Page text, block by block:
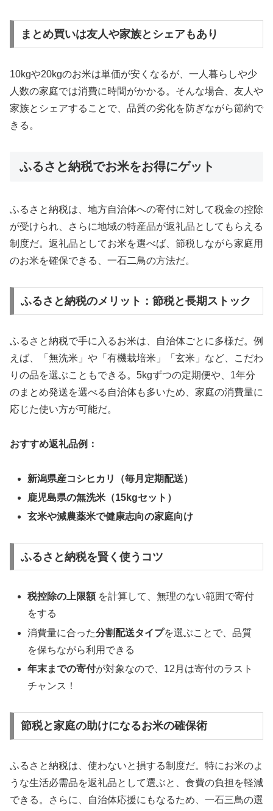
まとめ買いは友人や家族とシェアもあり
10kgや20kgのお米は単価が安くなるが、一人暮らしや少
人数の家庭では消費に時間がかかる。そんな場合、友人や
家族とシェアすることで、品質の劣化を防ぎながら節約で
きる。
ふるさと納税でお米をお得にゲット
ふるさと納税は、地方自治体への寄付に対して税金の控除
が受けられ、さらに地域の特産品が返礼品としてもらえる
制度だ。返礼品としてお米を選べば、節税しながら家庭用
のお米を確保できる、一石二鳥の方法だ。
ふるさと納税のメリット：節税と長期ストック
ふるさと納税で手に入るお米は、自治体ごとに多様だ。例
えば、「無洗米」や「有機栽培米」「玄米」など、こだわ
りの品を選ぶこともできる。5kgずつの定期便や、1年分
のまとめ発送を選べる自治体も多いため、家庭の消費量に
応じた使い方が可能だ。
おすすめ返礼品例：
新潟県産コシヒカリ（毎月定期配送）
鹿児島県の無洗米（15kgセット）
玄米や減農薬米で健康志向の家庭向け
ふるさと納税を賢く使うコツ
税控除の上限額 を計算して、無理のない範囲で寄付
をする
消費量に合った分割配送タイプを選ぶことで、品質
を保ちながら利用できる
年末までの寄付が対象なので、12月は寄付のラスト
チャンス！
節税と家庭の助けになるお米の確保術
ふるさと納税は、使わないと損する制度だ。特にお米のよ
うな生活必需品を返礼品として選ぶと、食費の負担を軽減
できる。さらに、自治体応援にもなるため、一石三鳥の選